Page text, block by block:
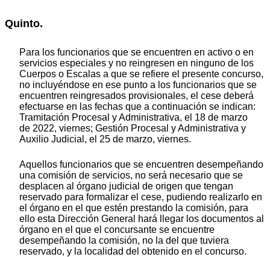
Quinto.
Para los funcionarios que se encuentren en activo o en
servicios especiales y no reingresen en ninguno de los
Cuerpos o Escalas a que se refiere el presente concurso,
no incluyéndose en ese punto a los funcionarios que se
encuentren reingresados provisionales, el cese deberá
efectuarse en las fechas que a continuación se indican:
Tramitación Procesal y Administrativa, el 18 de marzo
de 2022, viernes; Gestión Procesal y Administrativa y
Auxilio Judicial, el 25 de marzo, viernes.
Aquellos funcionarios que se encuentren desempeñando
una comisión de servicios, no será necesario que se
desplacen al órgano judicial de origen que tengan
reservado para formalizar el cese, pudiendo realizarlo en
el órgano en el que estén prestando la comisión, para
ello esta Dirección General hará llegar los documentos al
órgano en el que el concursante se encuentre
desempeñando la comisión, no la del que tuviera
reservado, y la localidad del obtenido en el concurso.